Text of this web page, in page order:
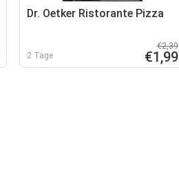
Dr. Oetker Ristorante Pizza
2 Tage
€2,39
€1,99